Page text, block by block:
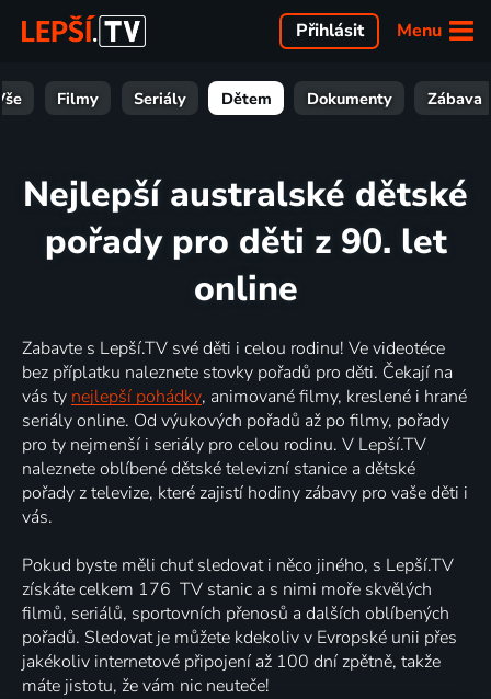
Menu
Přihlásit
Filmy Seriály Dětem Dokumenty Zábava
Nejlepší australské dětské
pořady pro děti z 90. let
online
Zabavte s Lepší.TV své děti i celou rodinu! Ve videotéce
bez příplatku naleznete stovky pořadů pro děti. Čekají na
vás ty nejlepší pohádky, animované filmy, kreslené i hrané
seriály online. Od výukových pořadů až po filmy, pořady
pro ty nejmenší i seriály pro celou rodinu. V Lepší.TV
naleznete oblíbené dětské televizní stanice a dětské
pořady z televize, které zajistí hodiny zábavy pro vaše děti i
vás.
Pokud byste měli chuť sledovat i něco jiného, s Lepší.TV
získáte celkem 176 TV stanic a s nimi moře skvělých
filmů, seriálů, sportovních přenosů a dalších oblíbených
pořadů. Sledovat je můžete kdekoliv v Evropské unii přes
jakékoliv internetové připojení až 100 dní zpětně, takže
máte jistotu, že vám nic neuteče!